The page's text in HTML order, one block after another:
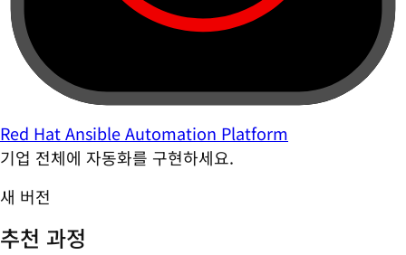
Red Hat Ansible Automation Platform
기업 전체에 자동화를 구현하세요.
새 버전
추천 과정